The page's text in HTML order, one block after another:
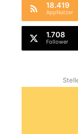
18.419
AppNutzer
1.708
Follower